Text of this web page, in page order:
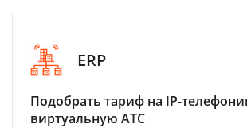
ERP
Подобрать тариф на IP-
виртуальную АТС